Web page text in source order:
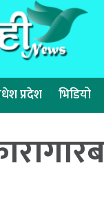
प्रदेश भिडियो